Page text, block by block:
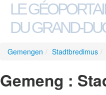
LE
DU GRAND-
Gemengen / Stadtbredimus /
Gemeng :